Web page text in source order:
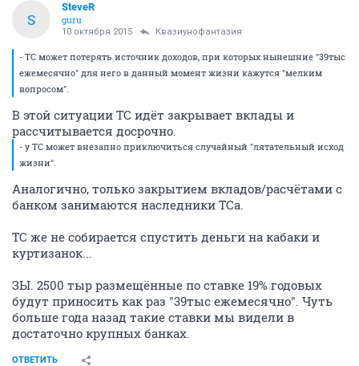
S
SteveR
guru
10 октября 2015 Квазиунофантазия
- ТС может потерять источник доходов, при которых нынешние "39тыс
ежемесячно" для него в данный момент жизни кажутся "мелким
вопросом".
В этой ситуации ТС идёт закрывает вклады и
рассчитывается досрочно.
- у ТС может внезапно приключиться случайный "лятательный исход
жизни".
Аналогично, только закрытием вкладов/расчётами с
банком занимаются наследники ТСа.
ТС же не собирается спустить деньги на кабаки и
куртизанок...
ЗЫ. 2500 тыр размещённые по ставке 19% годовых
будут приносить как раз "39тыс ежемесячно". Чуть
больше года назад такие ставки мы видели в
достаточно крупных банках.
ОТВЕТИТЬ